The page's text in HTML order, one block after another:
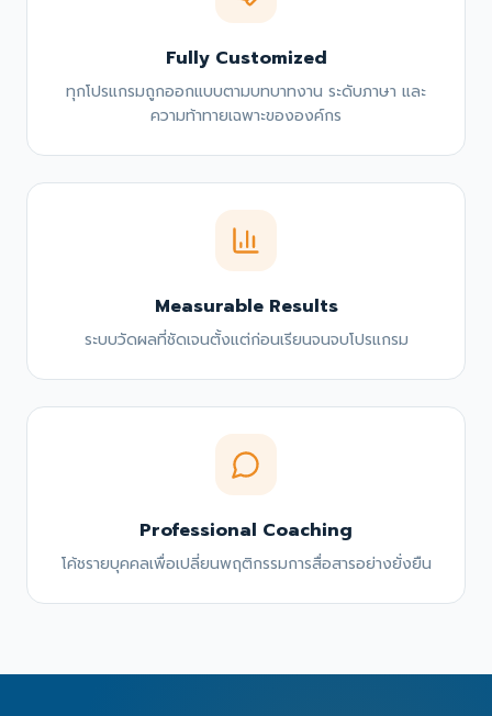
Fully Customized
ทุกโปรแกรมถูกออกแบบตามบทบาทงาน ระดับภาษา และ
ความท้าทายเฉพาะขององค์กร
Measurable Results
ระบบวัดผลที่ชัดเจนตั้งแต่ก่อนเรียนจนจบโปรแกรม
Professional Coaching
โค้ชรายบุคคลเพื่อเปลี่ยนพฤติกรรมการสื่อสารอย่างยั่งยืน